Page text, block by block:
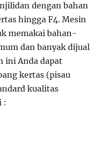
dengan bahan
hingga F4. Mesin
memakai bahan-
dan banyak dijual
ini Anda dapat
kertas (pisau
kualitas
: